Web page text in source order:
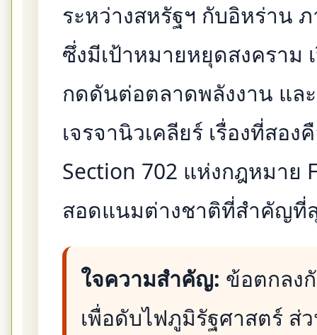
ระหว่างสหรัฐฯ กับอิหร่าน
ซึ่งมีเป้าหมายหยุดสงคราม
กดดันต่อตลาดพลังงาน แล
เจรจานิวเคลียร์ เรื่องที่สอ
Section 702 แห่งกฎหมาย
สอดแนมต่างชาติที่สำคัญที่
ใจความสำคัญ: ข้อตกลง
เพื่อดับไฟภูมิรัฐศาสตร์ ส่